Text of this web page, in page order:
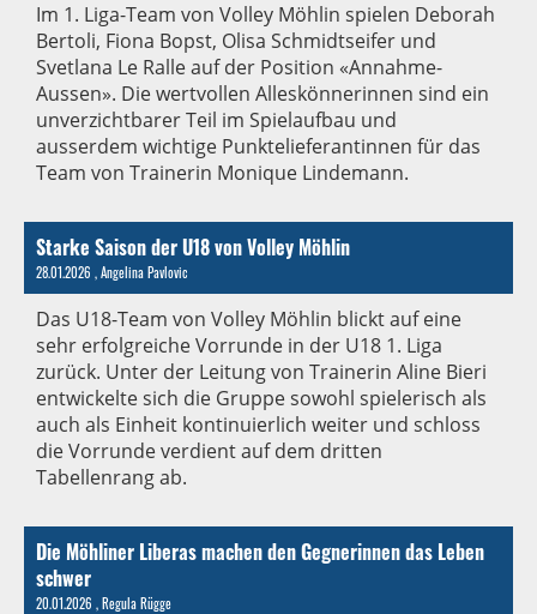
Im 1. Liga-Team von Volley Möhlin spielen Deborah
Bertoli, Fiona Bopst, Olisa Schmidtseifer und
Svetlana Le Ralle auf der Position «Annahme-
Aussen». Die wertvollen Alleskönnerinnen sind ein
unverzichtbarer Teil im Spielaufbau und
ausserdem wichtige Punktelieferantinnen für das
Team von Trainerin Monique Lindemann.
Starke Saison der U18 von Volley Möhlin
28.01.2026 , Angelina Pavlovic
Das U18-Team von Volley Möhlin blickt auf eine
sehr erfolgreiche Vorrunde in der U18 1. Liga
zurück. Unter der Leitung von Trainerin Aline Bieri
entwickelte sich die Gruppe sowohl spielerisch als
auch als Einheit kontinuierlich weiter und schloss
die Vorrunde verdient auf dem dritten
Tabellenrang ab.
Die Möhliner Liberas machen den Gegnerinnen das Leben
schwer
20.01.2026 , Regula Rügge